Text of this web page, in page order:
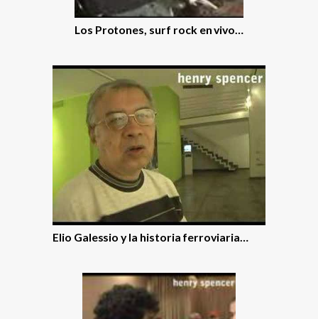
Los Protones, surf rock en vivo…
Elio Galessio y la historia ferroviaria…